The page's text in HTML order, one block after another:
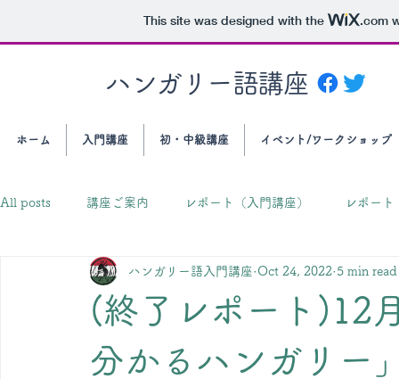
This site was designed with the .com
ハンガリー語講座
ホーム 入門講座 初・中級講座 イベント/ワークショップ
All posts 講座ご案内 レポート（入門講座） レポー
(終了レポート)12
分かるハンガリー
ハンガリー語入門講座 Oct 24, 2022 5 min read